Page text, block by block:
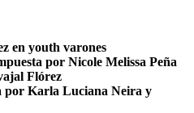
en youth varones
por Nicole Melissa Peña
Flórez
por Karla Luciana Neira y